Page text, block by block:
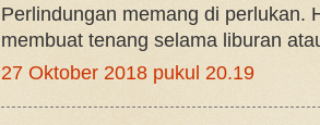
Perlindungan memang di perlukan.
membuat tenang selama liburan
27 Oktober 2018 pukul 20.19